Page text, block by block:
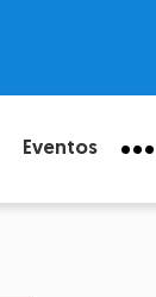
Eventos